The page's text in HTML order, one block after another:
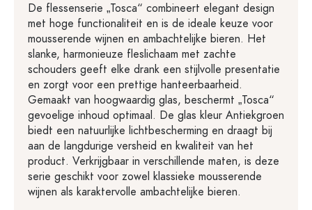
De flessenserie „Tosca“ combineert elegant design
met hoge functionaliteit en is de ideale keuze voor
mousserende wijnen en ambachtelijke bieren. Het
slanke, harmonieuze fleslichaam met zachte
schouders geeft elke drank een stijlvolle presentatie
en zorgt voor een prettige hanteerbaarheid.
Gemaakt van hoogwaardig glas, beschermt „Tosca“
gevoelige inhoud optimaal. De glas kleur Antiekgroen
biedt een natuurlijke lichtbescherming en draagt bij
aan de langdurige versheid en kwaliteit van het
product. Verkrijgbaar in verschillende maten, is deze
serie geschikt voor zowel klassieke mousserende
wijnen als karaktervolle ambachtelijke bieren.